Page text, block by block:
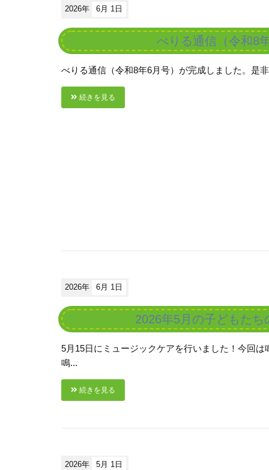
2026年 6月 1日
べりる通信（令和8
べりる通信（令和8年6月号）が完成しました。是
続きを見る
2026年 6月 1日
2026年5月の子どもたち
5月15日にミュージックケアを行いました！今回
鳴...
続きを見る
2026年 5月 1日